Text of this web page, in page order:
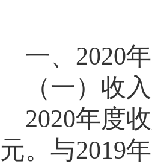
一、 2020
（一）收
2020年度
元。与2019